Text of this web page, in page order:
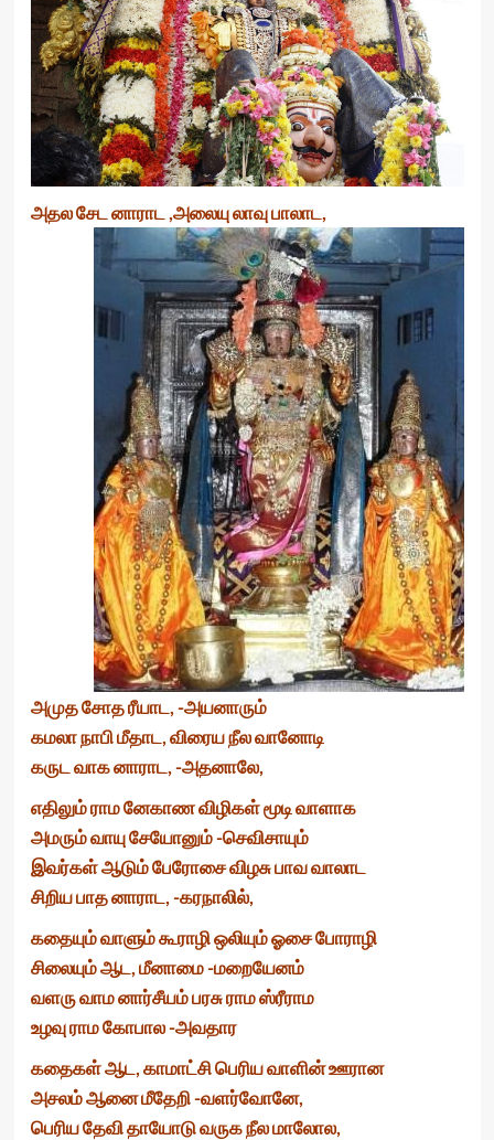
அதல சேட னாராட ,அலையு லாவு பாலாட,
அமுத சோத ரீயாட, -அயனாரும்
கமலா நாபி மீதாட, விரைய நீல வானோடி
கருட வாக னாராட, -அதனாலே,
எதிலும் ராம னேகாண விழிகள் மூடி வாளாக
அமரும் வாயு சேயோனும் -செவிசாயும்
இவர்கள் ஆடும் பேரோசை விழசு பாவ வாலாட
சிறிய பாத னாராட, -கரநாலில்,
கதையும் வாளும் கூராழி ஒலியும் ஓசை போராழி
சிலையும் ஆட, மீனாமை -மறையேனம்
வளரு வாம னார்சீயம் பரசு ராம ஸ்ரீராம
உழவு ராம கோபால -அவதார
கதைகள் ஆட, காமாட்சி பெரிய வாளின் ஊரான
அசலம் ஆனை மீதேறி -வளர்வோனே,
பெரிய தேவி தாயோடு வருக நீல மாலோல,